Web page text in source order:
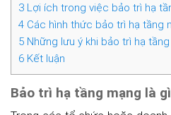
3 Lợi ích trong việc bảo trì hạ
4 Các hình thức bảo trì hạ tầng
5 Những lưu ý khi bảo trì hạ
6 Kết luận
Bảo trì hạ tầng mạng là